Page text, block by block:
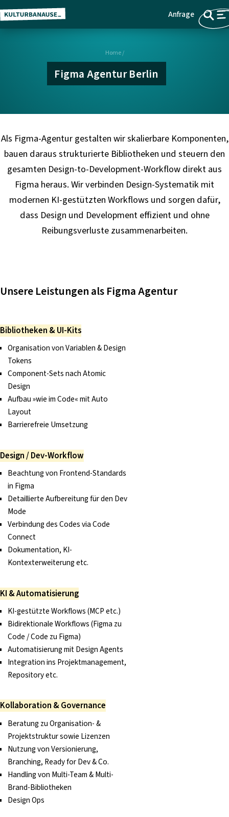
Z
u
n
n
Menü
Anfrage
Home/
Figma Agentur Berlin
Als Figma-Agentur gestalten wir skalierbare Komponenten,
bauen daraus strukturierte Bibliotheken und steuern den
gesamten Design-to-Development-Workflow direkt aus
Figma heraus. Wir verbinden Design-Systematik mit
modernen KI-gestützten Workflows und sorgen dafür,
dass Design und Development effizient und ohne
Reibungsverluste zusammenarbeiten.
Unsere Leistungen als Figma Agentur
Bibliotheken & UI-Kits
Organisation von Variablen & Design
Tokens
Component-Sets nach Atomic
Design
Aufbau »wie im Code« mit Auto
Layout
Barrierefreie Umsetzung
Design / Dev-Workflow
Beachtung von Frontend-Standards
in Figma
Detaillierte Aufbereitung für den Dev
Mode
Verbindung des Codes via Code
Connect
Dokumentation, KI-
Kontexterweiterung etc.
KI & Automatisierung
KI-gestützte Workflows (MCP etc.)
Bidirektionale Workflows (Figma zu
Code / Code zu Figma)
Automatisierung mit Design Agents
Integration ins Projektmanagement,
Repository etc.
Kollaboration & Governance
Beratung zu Organisation- &
Projektstruktur sowie Lizenzen
Nutzung von Versionierung,
Branching, Ready for Dev & Co.
Handling von Multi-Team & Multi-
Brand-Bibliotheken
Design Ops